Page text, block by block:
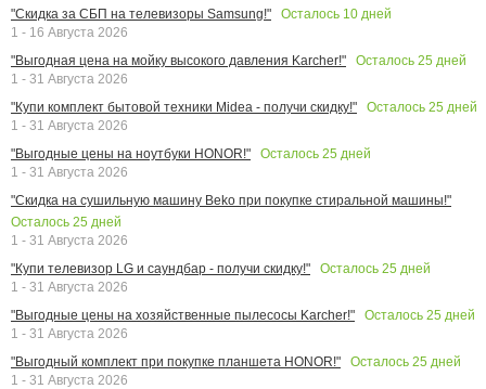
"Скидка за СБП на телевизоры Samsung!"
Осталось 10 дней
1 - 16 Августа 2026
"Выгодная цена на мойку высокого давления Karcher!"
Осталось 25 дней
1 - 31 Августа 2026
"Купи комплект бытовой техники Midea - получи скидку!"
Осталось 25 дней
1 - 31 Августа 2026
"Выгодные цены на ноутбуки HONOR!"
Осталось 25 дней
1 - 31 Августа 2026
"Скидка на сушильную машину Beko при покупке стиральной машины!"
Осталось 25 дней
1 - 31 Августа 2026
"Купи телевизор LG и саундбар - получи скидку!"
Осталось 25 дней
1 - 31 Августа 2026
"Выгодные цены на хозяйственные пылесосы Karcher!"
Осталось 25 дней
1 - 31 Августа 2026
"Выгодный комплект при покупке планшета HONOR!"
Осталось 25 дней
1 - 31 Августа 2026